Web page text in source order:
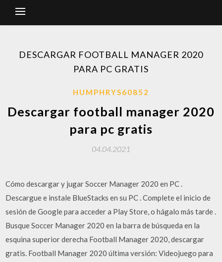
DESCARGAR FOOTBALL MANAGER 2020
PARA PC GRATIS
HUMPHRYS60852
Descargar football manager 2020
para pc gratis
04.04.2021
Cómo descargar y jugar Soccer Manager 2020 en PC .
Descargue e instale BlueStacks en su PC . Complete el inicio de
sesión de Google para acceder a Play Store, o hágalo más tarde .
Busque Soccer Manager 2020 en la barra de búsqueda en la
esquina superior derecha Football Manager 2020, descargar
gratis. Football Manager 2020 última versión: Videojuego para